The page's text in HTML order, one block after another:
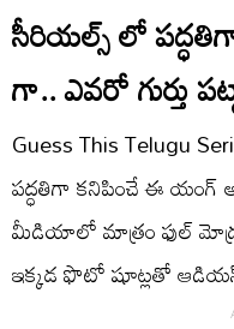
సీరియల్స్ లో
గా.. ఎవరో గుర్తు
Guess This Telugu
పద్ధతిగా కనిపించే ఈ యంగ్
మీడియాలో మాత్రం ఫుల్
ఇక్కడ ఫొటో షూట్లతో